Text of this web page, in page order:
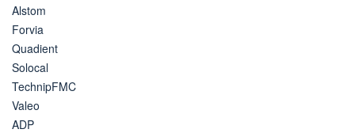
Alstom
Forvia
Quadient
Solocal
TechnipFMC
Valeo
ADP